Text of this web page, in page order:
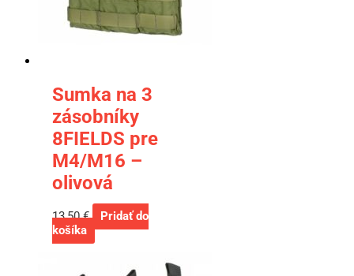
Sumka na 3
zásobníky
8FIELDS pre
M4/M16 –
olivová
13,50€
Pridať do
košíka